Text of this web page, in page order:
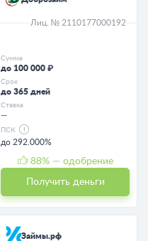
Лиц. № 2110177000192
Сумма
до 100 000 ₽
Срок
до 365 дней
Ставка
—
ПСК
до 292.000%
88% — одобрение
Получить деньги
Займы.рф